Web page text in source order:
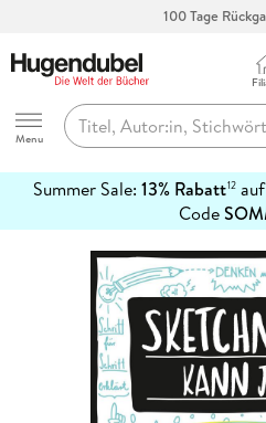
100 Tage
Hugendubel
Menu
Summer Sale: 13% Rabatt12auf
Code
erfahren